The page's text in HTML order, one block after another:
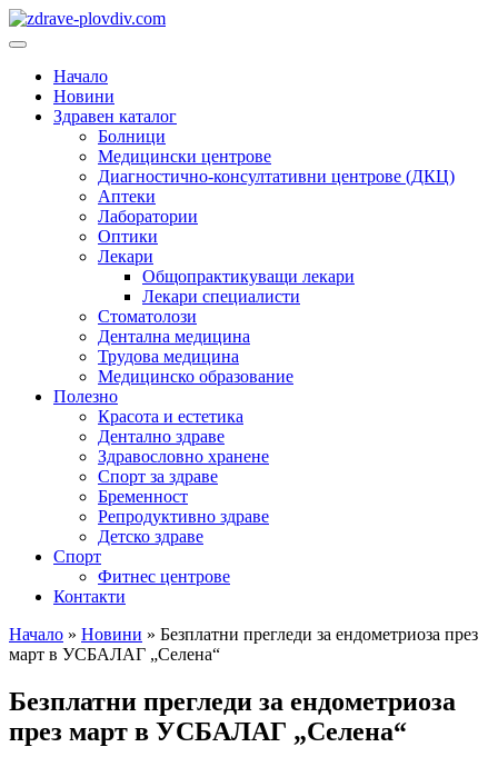
Преминете
към
Основно
Начало
Новини
Здравен каталог
Болници
Медицински центрове
Диагностично-консултативни центрове (ДКЦ)
Аптеки
Лаборатории
Оптики
Лекари
Общопрактикуващи лекари
Лекари специалисти
Стоматолози
Дентална медицина
Трудова медицина
Медицинско образование
Полезно
Красота и естетика
Дентално здраве
Здравословно хранене
Спорт за здраве
Бременност
Репродуктивно здраве
Детско здраве
Спорт
Фитнес центрове
Контакти
Начало » Новини » Безплатни прегледи за ендометриоза през
март в УСБАЛАГ „Селена“
Безплатни прегледи за ендометриоза
през март в УСБАЛАГ „Селена“